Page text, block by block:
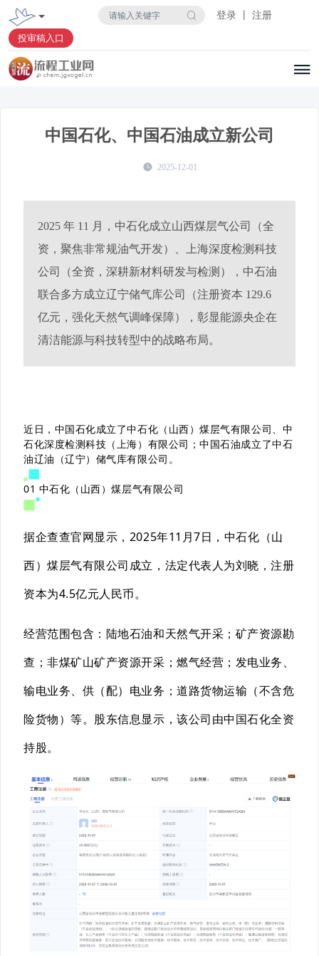
登录 丨 注册
投审稿入口
中国石化、中国石油成立新公司
2025-12-01
2025 年 11 月，中石化成立山西煤层气公司（全
资，聚焦非常规油气开发）、上海深度检测科技
公司（全资，深耕新材料研发与检测），中石油
联合多方成立辽宁储气库公司（注册资本 129.6
亿元，强化天然气调峰保障），彰显能源央企在
清洁能源与科技转型中的战略布局。
近日，中国石化成立了中石化（山西）煤层气有限公司、中
石化深度检测科技（上海）有限公司；中国石油成立了中石
油辽油（辽宁）储气库有限公司。
01 中石化（山西）煤层气有限公司
据企查查官网显示，2025年11月7日，中石化（山
西）煤层气有限公司成立，法定代表人为刘晓，注册
资本为4.5亿元人民币。
经营范围包含：陆地石油和天然气开采；矿产资源勘
查；非煤矿山矿产资源开采；燃气经营；发电业务、
输电业务、供（配）电业务；道路货物运输（不含危
险货物）等。股东信息显示，该公司由中国石化全资
持股。